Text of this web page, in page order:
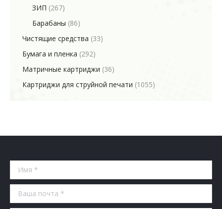
ЗИП (267)
Барабаны (86)
Чистящие средства (33)
Бумага и пленка (292)
Матричные картриджи (36)
Картриджи для струйной печати (1055)
Имя *
Ваша почта *